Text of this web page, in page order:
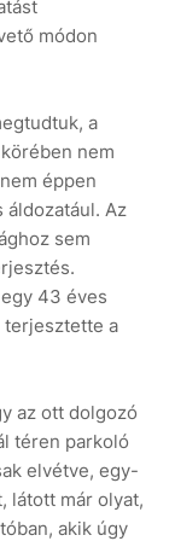
módon
a
nem
éppen
áldozatául. Az
sem
43 éves
terjesztette a
az ott dolgozó
téren parkoló
elvétve, egy-
látott már olyat,
akik úgy